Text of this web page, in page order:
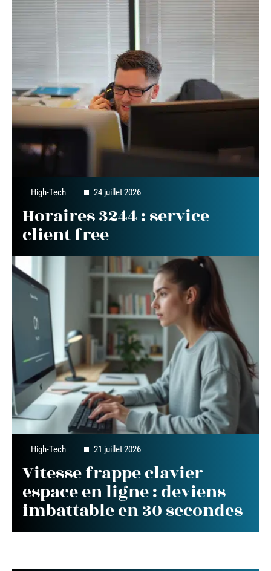
High-Tech 24 juillet 2026
Horaires 3244 : service
client free
High-Tech 21 juillet 2026
Vitesse frappe clavier
espace en ligne : deviens
imbattable en 30 secondes